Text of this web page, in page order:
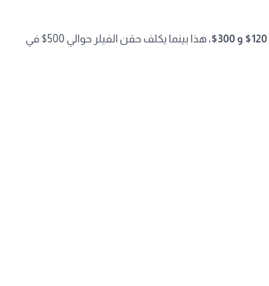
120$ و 300$
، هذا بينما يكلف حقن الفيلر حوالي 500$ في